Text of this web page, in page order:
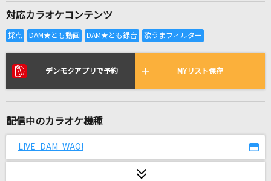
全国りれき
リアルタイムで歌われている曲の一覧
ナミダの海を越えて行け
対応カラオケコンテンツ
デンモクアプリで予約 MYリスト保存
配信中のカラオケ機種
LIVE DAM WAO!